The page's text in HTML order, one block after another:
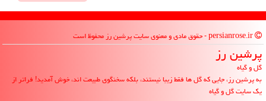
پرشین رز
گل و گیاه
به پرشین رز، جایی که گل ها فقط زیبا نیستند، بلکه سخنگوی طبیعت اند، خوش آمدید! فراتر از
یک سایت گل و گیاه